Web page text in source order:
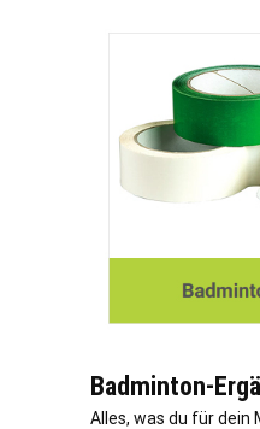
Badminton-
Alles, was du für dein